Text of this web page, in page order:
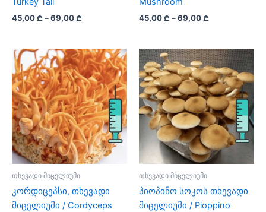
45,00 ₾ –69,00 ₾
through
69,00 ₾
product
has
multiple
variants.
The
options
may
be
chosen
on
the
product
45,00 ₾ –69,00 ₾
through
69,00 ₾
product
has
multiple
variants.
The
options
may
be
chosen
on
the
product
თხევადი მიცელიუმი
კორდიცეპსი, თხევადი
მიცელიუმი / Cordyceps
თხევადი მიცელიუმი
პიოპინო სოკოს თხევადი
მიცელიუმი / Pioppino